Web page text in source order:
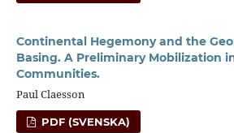
Continental Hegemony and the
Basing. A Preliminary Mobilization
Communities.
Paul Claesson
PDF (SVENSKA)